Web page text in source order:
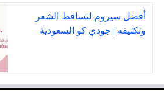
أفضل سيروم لتساقط الشعر
وتكثيفه | جودي كو السعودية